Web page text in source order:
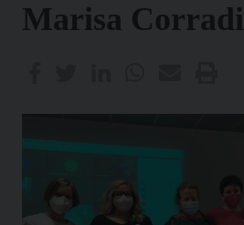
Marisa Corradi